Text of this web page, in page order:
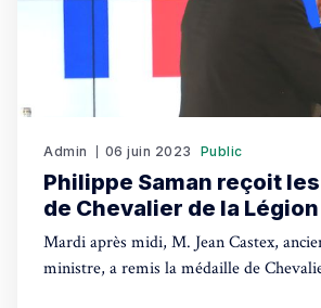
Admin 06 juin 2023 Public
Philippe Saman reçoit
de Chevalier de la
Mardi après midi, M. Jean Castex,
ministre, a remis la médaille de